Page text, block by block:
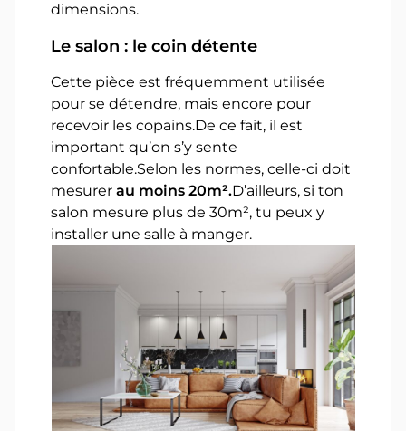
dimensions.
Le salon : le coin détente
Cette pièce est fréquemment utilisée
pour se détendre, mais encore pour
recevoir les copains.De ce fait, il est
important qu’on s’y sente
confortable.Selon les normes, celle-ci doit
mesurerau moins 20m².D’ailleurs, si ton
salon mesure plus de 30m², tu peux y
installer une salle à manger.